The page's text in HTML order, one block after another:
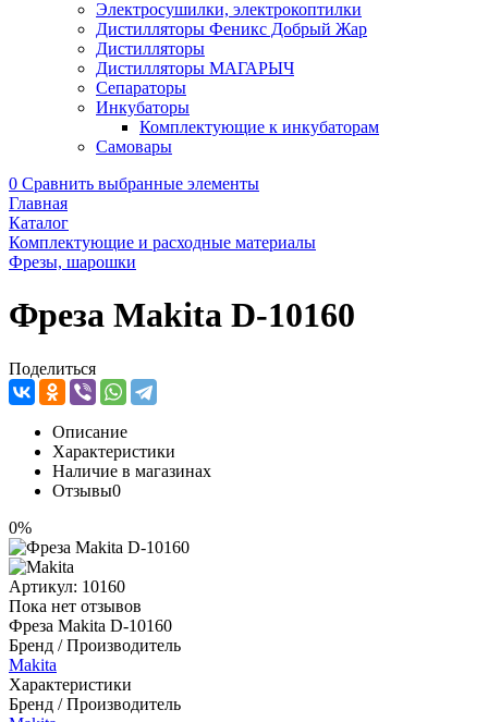
Электросушилки, электрокоптилки
Дистилляторы Феникс Добрый Жар
Дистилляторы
Дистилляторы МАГАРЫЧ
Сепараторы
Инкубаторы
Комплектующие к инкубаторам
Самовары
0 Сравнить выбранные элементы
Главная
Каталог
Комплектующие и расходные материалы
Фрезы, шарошки
Фреза Makita D-10160
Поделиться
Описание
Характеристики
Наличие в магазинах
Отзывы0
0%
Артикул: 10160
Пока нет отзывов
Фреза Makita D-10160
Бренд / Производитель
Makita
Характеристики
Бренд / Производитель